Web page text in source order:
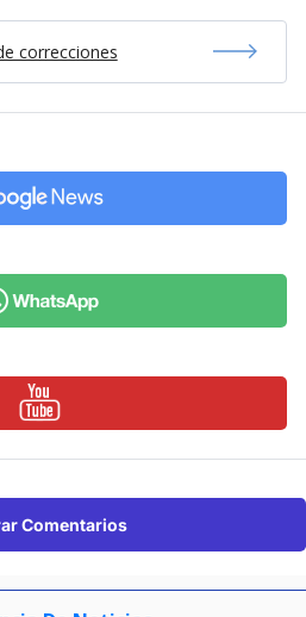
correcciones
Comentarios